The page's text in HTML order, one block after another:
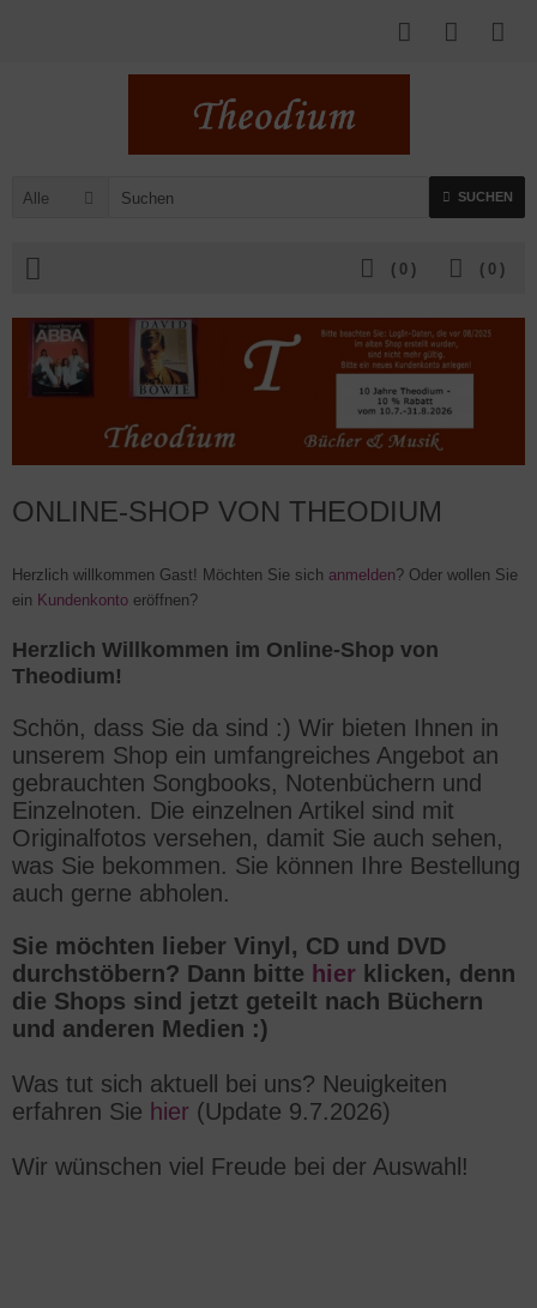
Alle SUCHEN
( 0 )
( 0 )
ONLINE-SHOP VON THEODIUM
Herzlich willkommen Gast! Möchten Sie sich anmelden? Oder wollen Sie
ein Kundenkonto eröffnen?
Herzlich Willkommen im Online-Shop von
Theodium!
Schön, dass Sie da sind :) Wir bieten Ihnen in
unserem Shop ein umfangreiches Angebot an
gebrauchten Songbooks, Notenbüchern und
Einzelnoten. Die einzelnen Artikel sind mit
Originalfotos versehen, damit Sie auch sehen,
was Sie bekommen. Sie können Ihre Bestellung
auch gerne abholen.
Sie möchten lieber Vinyl, CD und DVD
durchstöbern? Dann bitte hier klicken, denn
die Shops sind jetzt geteilt nach Büchern
und anderen Medien :)
Was tut sich aktuell bei uns? Neuigkeiten
erfahren Sie hier (Update 9.7.2026)
Wir wünschen viel Freude bei der Auswahl!